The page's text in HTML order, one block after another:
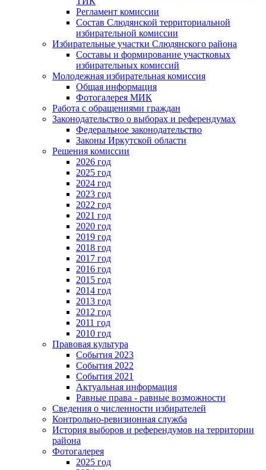
Регламент комиссии
Состав Слюдянской территориальной
избирательной комиссии
Избирательные участки Слюдянского района
Составы и формирование участковых
избирательных комиссий
Молодежная избирательная комиссия
Общая информация
Фотогалерея МИК
Работа с обращениями граждан
Законодательство о выборах и референдумах
Федеральное законодательство
Законы Иркутской области
Решения комиссии
2026 год
2025 год
2024 год
2023 год
2022 год
2021 год
2020 год
2019 год
2018 год
2017 год
2016 год
2015 год
2014 год
2013 год
2012 год
2011 год
2010 год
Правовая культура
События 2023
События 2022
События 2021
Актуальная информация
Равные права - равные возможности
Сведения о численности избирателей
Контрольно-ревизионная служба
История выборов и референдумов на территории
района
Фотогалерея
2025 год